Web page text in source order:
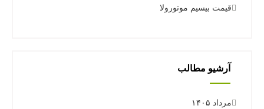
قیمت بیسیم موتورولا
آرشیو مطالب
مرداد ۱۴۰۵